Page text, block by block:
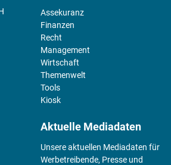
Assekuranz
Finanzen
Recht
Management
Wirtschaft
Themenwelt
Tools
Kiosk
Aktuelle Mediadaten
Unsere aktuellen Mediadaten für
Werbetreibende, Presse und